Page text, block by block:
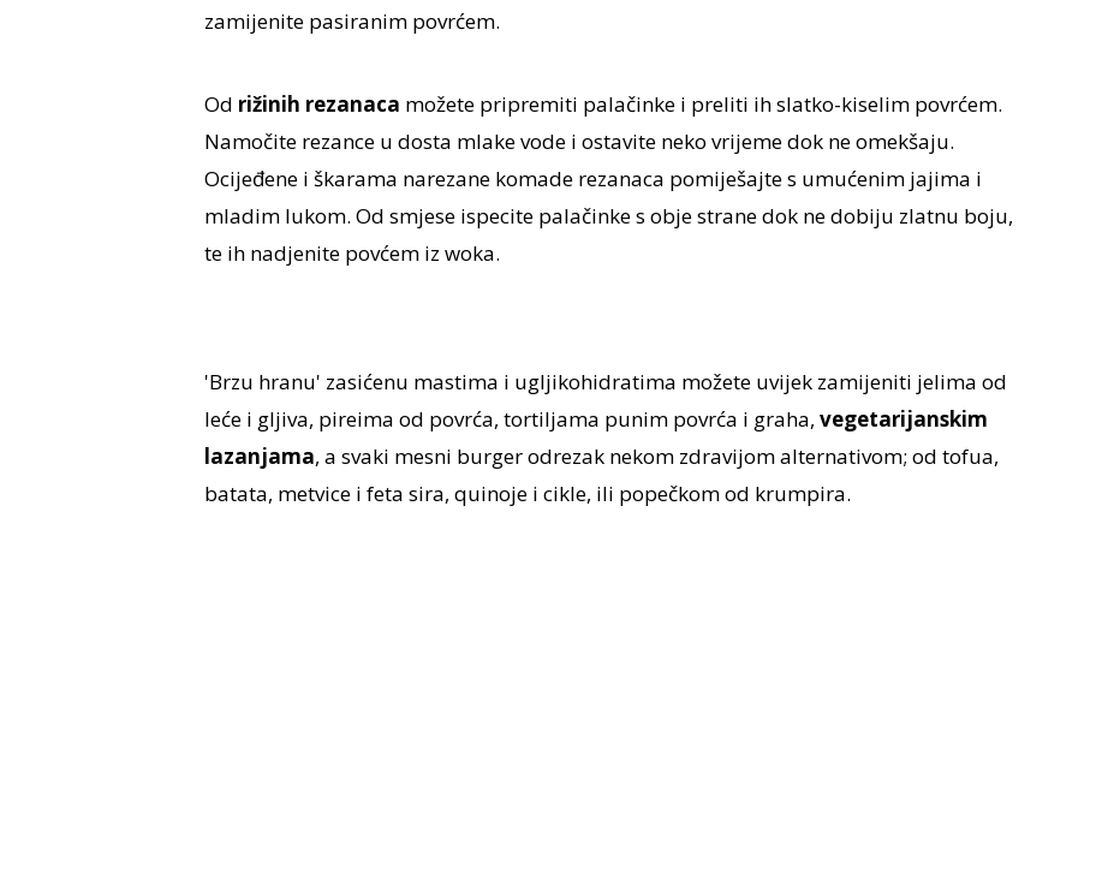
zamijenite pasiranim povrćem.
Od rižinih rezanaca možete pripremiti palačinke i preliti ih slatko-kiselim povrćem.
Namočite rezance u dosta mlake vode i ostavite neko vrijeme dok ne omekšaju.
Ocijeđene i škarama narezane komade rezanaca pomiješajte s umućenim jajima i
mladim lukom. Od smjese ispecite palačinke s obje strane dok ne dobiju zlatnu boju,
te ih nadjenite povćem iz woka.
'Brzu hranu' zasićenu mastima i ugljikohidratima možete uvijek zamijeniti jelima od
leće i gljiva, pireima od povrća, tortiljama punim povrća i graha, vegetarijanskim
lazanjama, a svaki mesni burger odrezak nekom zdravijom alternativom; od tofua,
batata, metvice i feta sira, quinoje i cikle, ili popečkom od krumpira.